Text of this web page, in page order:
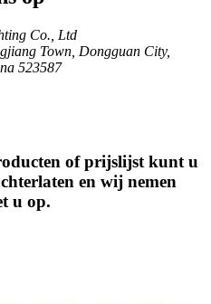
Co., Ltd
Town, Dongguan City,
523587
of prijslijst kunt u
en wij nemen
u op.